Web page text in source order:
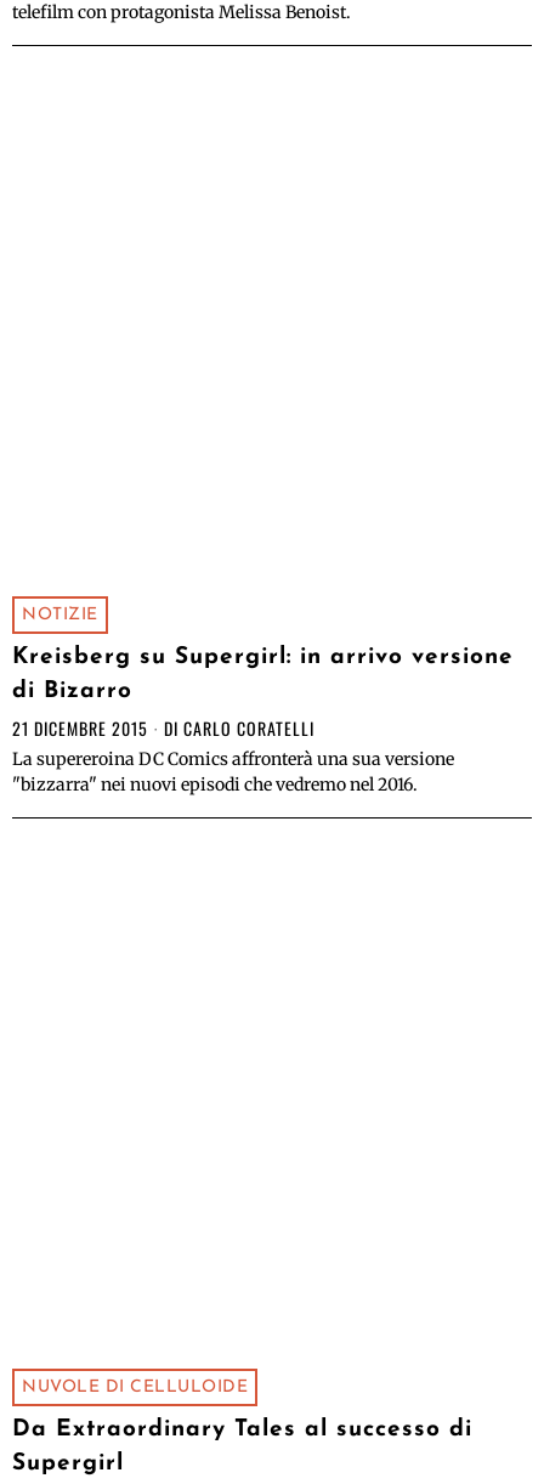
telefilm con protagonista Melissa Benoist.
NOTIZIE
Kreisberg su Supergirl: in arrivo versione
di Bizarro
21 DICEMBRE 2015 DI CARLO CORATELLI
La supereroina DC Comics affronterà una sua versione
"bizzarra" nei nuovi episodi che vedremo nel 2016.
NUVOLE DI CELLULOIDE
Da Extraordinary Tales al successo di
Supergirl